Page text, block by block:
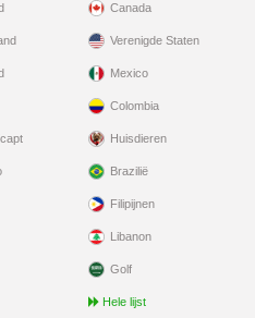
Canada
Verenigde Staten
Mexico
Colombia
Huisdieren
Brazilië
Filipijnen
Libanon
Golf
Hele lijst